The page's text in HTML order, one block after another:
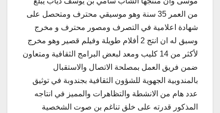
من العمر 35 سنة وهو موسيقي محترف ومتحصل على
شهادة اعلامية في التصرف ومصور محترف و مخرج
وسبق له ان انتج 2 أفلام طويلة وفيلم قصير وهو مخرج
لأكثر من 14 كليب ومعد لبعض البرامج الثقافية ومتعاون
ضمن فريق العمل بمصلحة الاتصال والاستقبال
بالمندوبية الجهوية للشؤون الثقافية بجندوبة في توثيق
عدد هام من الانشطة والتظاهرات والمميز في انتاجه
المذكور قدرته على خلق تناغم بن صوت الشخصية